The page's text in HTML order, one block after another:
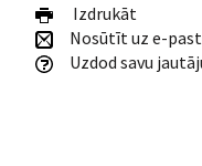
Izdrukāt
Nosūtīt uz e-
Uzdod savu